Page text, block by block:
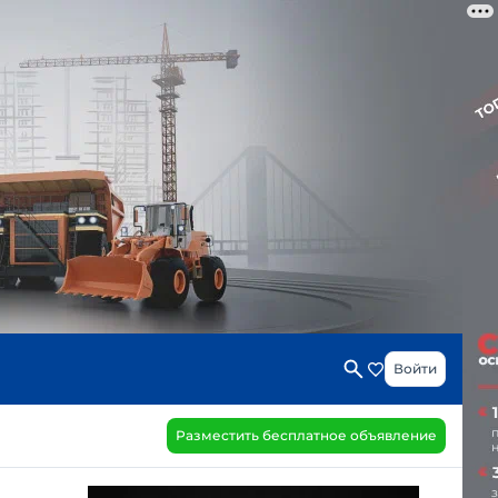
Войти
Разместить бесплатное объявление